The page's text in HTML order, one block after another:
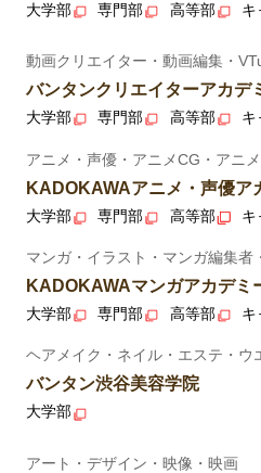
大学部 専門部 高等部 キ
動画クリエイター・動画編集・
バンタンクリエイターアカデ
大学部 専門部 高等部 キ
アニメ・声優・アニメCG・アニ
KADOKAWAアニメ・声優ア
大学部 専門部 高等部 キ
マンガ・イラスト・マンガ編集者
KADOKAWAマンガアカデミ
大学部 専門部 高等部 キ
ヘアメイク・ネイル・エステ・ウ
バンタン渋谷美容学院
大学部
アート・デザイン・映像・映画